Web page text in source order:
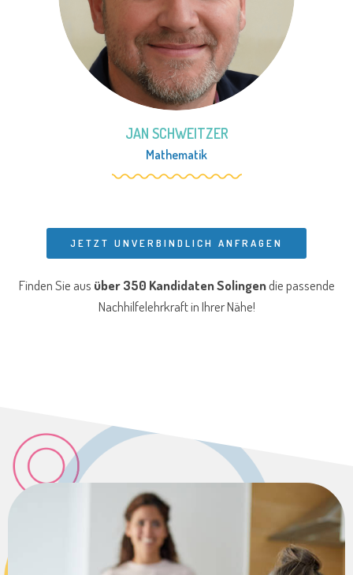
JAN SCHWEITZER
Mathematik
JETZT UNVERBINDLICH ANFRAGEN
Finden Sie aus über 350 Kandidaten Solingendie passende
Nachhilfelehrkraft in Ihrer Nähe!